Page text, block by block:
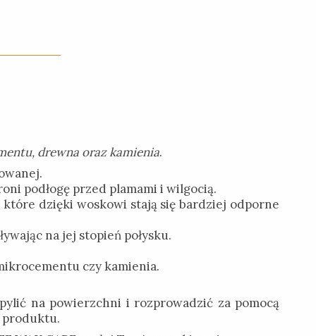
drewna oraz kamienia.
podłogę przed plamami i wilgocią.
dzięki woskowi stają się bardziej odporne
na jej stopień połysku.
czy kamienia.
na powierzchni i rozprowadzić za pomocą
produktu.